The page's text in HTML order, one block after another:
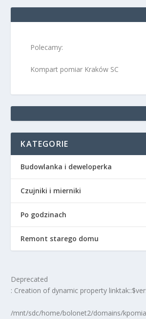
Polecamy:
Kompart pomiar Kraków SC
KATEGORIE
Budowlanka i deweloperka
Czujniki i mierniki
Po godzinach
Remont starego domu
Deprecated
: Creation of dynamic property
/mnt/sdc/home/bolonet2/domains/